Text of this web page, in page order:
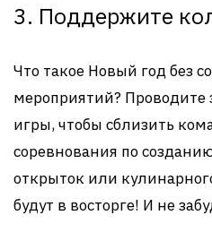
3. Поддержите
Что такое Новый год без
мероприятий? Проводите
игры, чтобы сблизить
соревнования по
открыток или
будут в восторге! И не